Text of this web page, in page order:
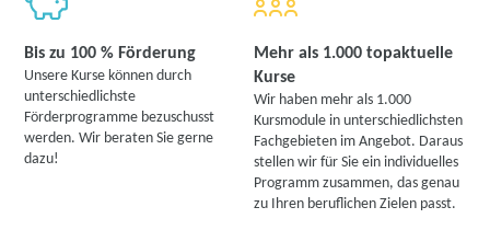
Bis zu 100 % Förderung
Unsere Kurse können durch
unterschiedlichste
Förderprogramme bezuschusst
werden. Wir beraten Sie gerne
dazu!
Mehr als 1.000 topaktuelle
Kurse
Wir haben mehr als 1.000
Kursmodule in unterschiedlichsten
Fachgebieten im Angebot. Daraus
stellen wir für Sie ein individuelles
Programm zusammen, das genau
zu Ihren beruflichen Zielen passt.